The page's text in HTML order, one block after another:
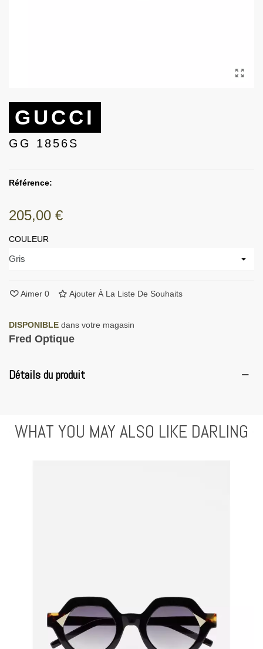
GUCCI
GG 1856S
Référence:
205,00 €
COULEUR
Aimer 0 Ajouter À La Liste De Souhaits
DISPONIBLE dans votre magasin
Fred Optique
Détails du produit
WHAT YOU MAY ALSO LIKE DARLING